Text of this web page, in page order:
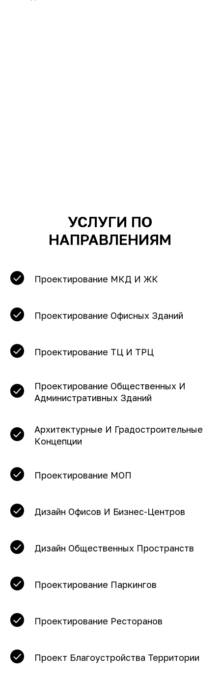
УСЛУГИ ПО
НАПРАВЛЕНИЯМ
Проектирование МКД И ЖК
Проектирование Офисных Зданий
Проектирование ТЦ И ТРЦ
Проектирование Общественных И
Административных Зданий
Архитектурные И Градостроительные
Концепции
Проектирование МОП
Дизайн Офисов И Бизнес-Центров
Дизайн Общественных Пространств
Проектирование Паркингов
Проектирование Ресторанов
Проект Благоустройства Территории